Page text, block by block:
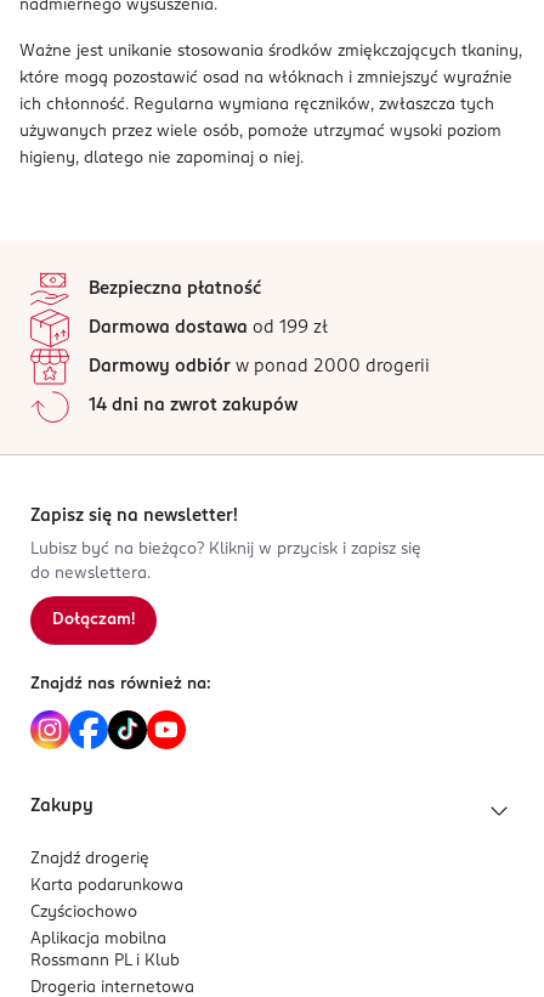
nadmiernego wysuszenia.
Ważne jest unikanie stosowania środków zmiękczających tkaniny,
które mogą pozostawić osad na włóknach i zmniejszyć wyraźnie
ich chłonność. Regularna wymiana ręczników, zwłaszcza tych
używanych przez wiele osób, pomoże utrzymać wysoki poziom
higieny, dlatego nie zapominaj o niej.
Bezpieczna płatność
Darmowa dostawa od 199 zł
Darmowy odbiór w ponad 2000 drogerii
14 dni na zwrot zakupów
Zapisz się na newsletter!
Lubisz być na bieżąco? Kliknij w przycisk i zapisz się
do newslettera.
Dołączam!
Znajdź nas również na:
Zakupy
Znajdź drogerię
Karta podarunkowa
Czyściochowo
Aplikacja mobilna
Rossmann PL i Klub
Drogeria internetowa